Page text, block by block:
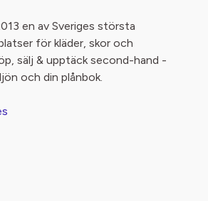
en av Sveriges största
för kläder, skor och
sälj & upptäck second-hand -
och din plånbok.